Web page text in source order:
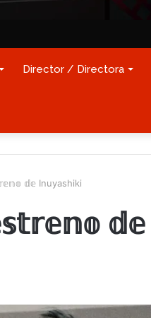
Director / Directora
𝕕𝕖 Inuyashiki
𝕕𝕖